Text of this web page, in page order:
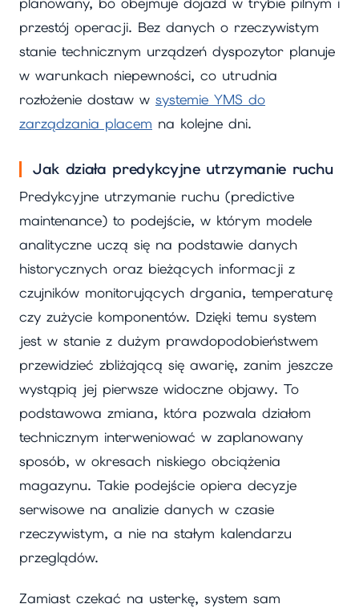
przestój operacji. Bez danych o rzeczywistym
stanie technicznym urządzeń dyspozytor planuje
w warunkach niepewności, co utrudnia
rozłożenie dostaw w systemie YMS do
zarządzania placem na kolejne dni.
Jak działa predykcyjne utrzymanie ruchu
Predykcyjne utrzymanie ruchu (predictive
maintenance) to podejście, w którym modele
analityczne uczą się na podstawie danych
historycznych oraz bieżących informacji z
czujników monitorujących drgania, temperaturę
czy zużycie komponentów. Dzięki temu system
jest w stanie z dużym prawdopodobieństwem
przewidzieć zbliżającą się awarię, zanim jeszcze
wystąpią jej pierwsze widoczne objawy. To
podstawowa zmiana, która pozwala działom
technicznym interweniować w zaplanowany
sposób, w okresach niskiego obciążenia
magazynu. Takie podejście opiera decyzje
serwisowe na analizie danych w czasie
rzeczywistym, a nie na stałym kalendarzu
przeglądów.
Zamiast czekać na usterkę, system sam